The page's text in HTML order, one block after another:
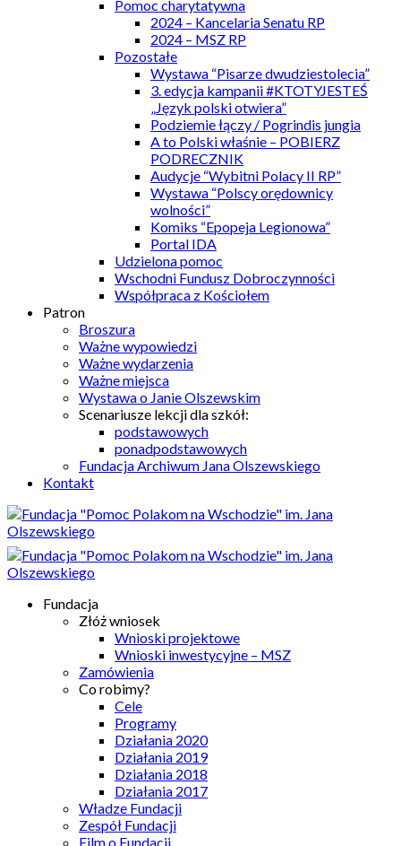
Pomoc charytatywna
2024 – Kancelaria Senatu RP
2024 – MSZ RP
Pozostałe
Wystawa “Pisarze dwudziestolecia”
3. edycja kampanii #KTOTYJESTEŚ
„Język polski otwiera”
Podziemie łączy / Pogrindis jungia
A to Polski właśnie – POBIERZ
PODRECZNIK
Audycje “Wybitni Polacy II RP”
Wystawa “Polscy orędownicy
wolności”
Komiks “Epopeja Legionowa”
Portal IDA
Udzielona pomoc
Wschodni Fundusz Dobroczynności
Współpraca z Kościołem
Patron
Broszura
Ważne wypowiedzi
Ważne wydarzenia
Ważne miejsca
Wystawa o Janie Olszewskim
Scenariusze lekcji dla szkół:
podstawowych
ponadpodstawowych
Fundacja Archiwum Jana Olszewskiego
Kontakt
Fundacja
Złóż wniosek
Wnioski projektowe
Wnioski inwestycyjne – MSZ
Zamówienia
Co robimy?
Cele
Programy
Działania 2020
Działania 2019
Działania 2018
Działania 2017
Władze Fundacji
Zespół Fundacji
Film o Fundacji